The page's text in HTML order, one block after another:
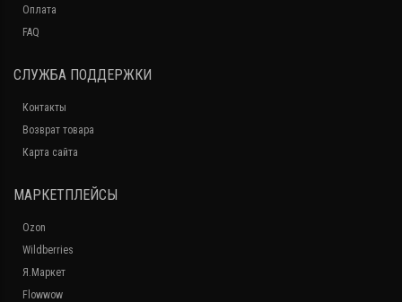
Оплата
FAQ
СЛУЖБА ПОДДЕРЖКИ
Контакты
Возврат товара
Карта сайта
МАРКЕТПЛЕЙСЫ
Ozon
Wildberries
Я.Маркет
Flowwow